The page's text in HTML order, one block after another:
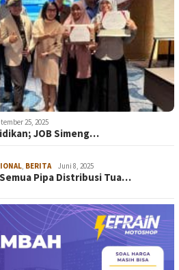
25, 2025
JOB Simeng…
BERITA Juni 8, 2025
Semua Pipa Distribusi Tua…